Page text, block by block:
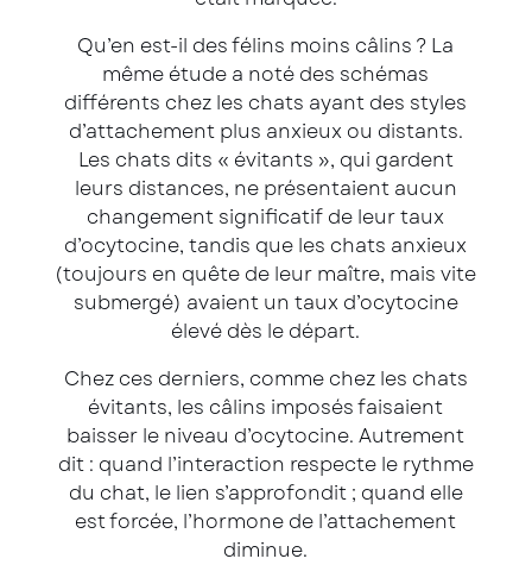
Qu’en est-il des félins moins câlins ? La
même étude a noté des schémas
différents chez les chats ayant des styles
d’attachement plus anxieux ou distants.
Les chats dits « évitants », qui gardent
leurs distances, ne présentaient aucun
changement significatif de leur taux
d’ocytocine, tandis que les chats anxieux
(toujours en quête de leur maître, mais vite
submergé) avaient un taux d’ocytocine
élevé dès le départ.
Chez ces derniers, comme chez les chats
évitants, les câlins imposés faisaient
baisser le niveau d’ocytocine. Autrement
dit : quand l’interaction respecte le rythme
du chat, le lien s’approfondit ; quand elle
est forcée, l’hormone de l’attachement
diminue.